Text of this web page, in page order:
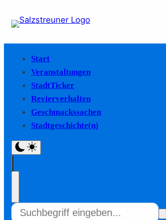
Start
Veranstaltungen
StadtTicker
Revierverhalten
Geschmackssachen
Stadtgeschichte(n)